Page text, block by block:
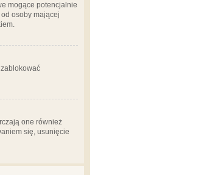
mogące potencjalnie
osoby mającej
zablokować
one również
się, usunięcie